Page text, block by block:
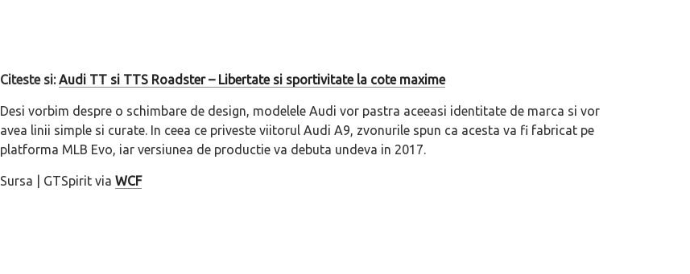
Citeste si:Audi TT si TTS Roadster – Libertate si sportivitate la cote maxime
Desi vorbim despre o schimbare de design, modelele Audi vor pastra aceeasi identitate de marca si vor
avea linii simple si curate. In ceea ce priveste viitorul Audi A9, zvonurile spun ca acesta va fi fabricat pe
platforma MLB Evo, iar versiunea de productie va debuta undeva in 2017.
Sursa | GTSpirit via WCF